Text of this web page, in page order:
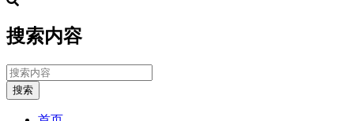
搜索内容
搜索